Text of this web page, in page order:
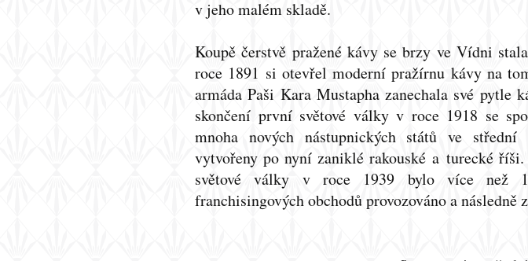
v jeho malém skladě.
Koupě čerstvě pražené kávy se brzy ve Vídni
roce 1891 si otevřel moderní pražírnu kávy na
armáda Paši Kara Mustapha zanechala své pytle
skončení první světové války v roce 1918 se
mnoha nových nástupnických států ve
vytvořeny po nyní zaniklé rakouské a turecké
světové války v roce 1939 bylo více než
franchisingových obchodů provozováno a následně